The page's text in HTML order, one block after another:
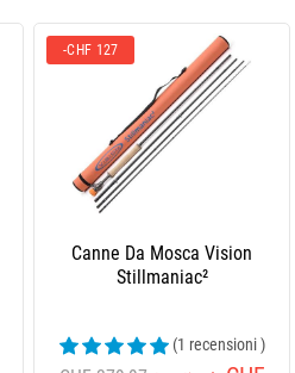
-CHF 127
Canne Da Mosca Vision
Stillmaniac²
(1 recensioni )